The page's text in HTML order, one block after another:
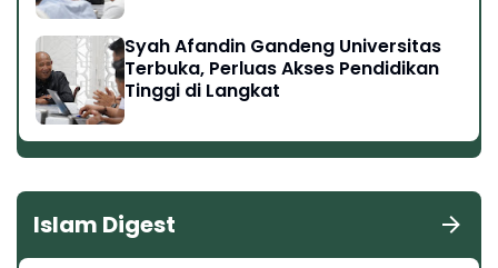
Syah Afandin Gandeng Universitas
Terbuka, Perluas Akses Pendidikan
Tinggi di Langkat
Islam Digest